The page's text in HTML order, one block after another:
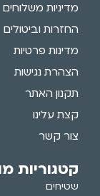
מדיניות משלוחים
החזרות וביטולים
מדינות פרטיות
הצהרת נגישות
תקנון האתר
קצת עלינו
צור קשר
קטגוריות
שטיחים